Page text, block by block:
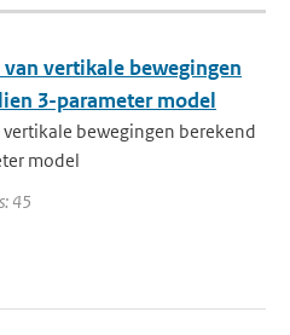
vertikale bewegingen
3-parameter model
bewegingen berekend
model
45